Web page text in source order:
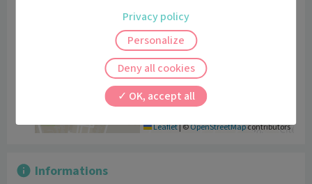
Leaflet|©OpenStreetMapcontributors
Informations
OK, accept all
Deny all cookies
Personalize
Privacy policy